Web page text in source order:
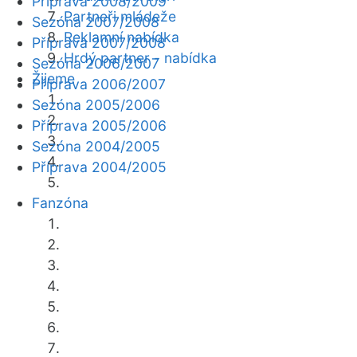
Partneři mládeže
Reklamní nabídka
Hrdý partner - nabídka
Žijeme
Fanzóna
Sezóna 2007/2008
Příprava 2007/2008
Sezóna 2006/2007
Příprava 2006/2007
Sezóna 2005/2006
Příprava 2005/2006
Sezóna 2004/2005
Příprava 2004/2005